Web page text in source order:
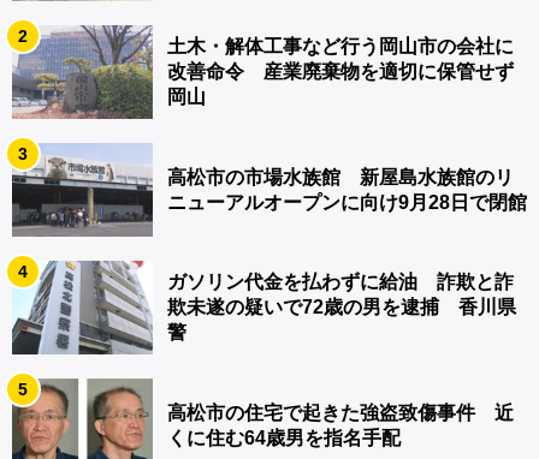
2
土木・解体工事など行う岡山市の会社に
改善命令 産業廃棄物を適切に保管せず
岡山
3
高松市の市場水族館 新屋島水族館のリ
ニューアルオープンに向け9月28日で閉館
4
ガソリン代金を払わずに給油 詐欺と詐
欺未遂の疑いで72歳の男を逮捕 香川県
警
5
高松市の住宅で起きた強盗致傷事件 近
くに住む64歳男を指名手配